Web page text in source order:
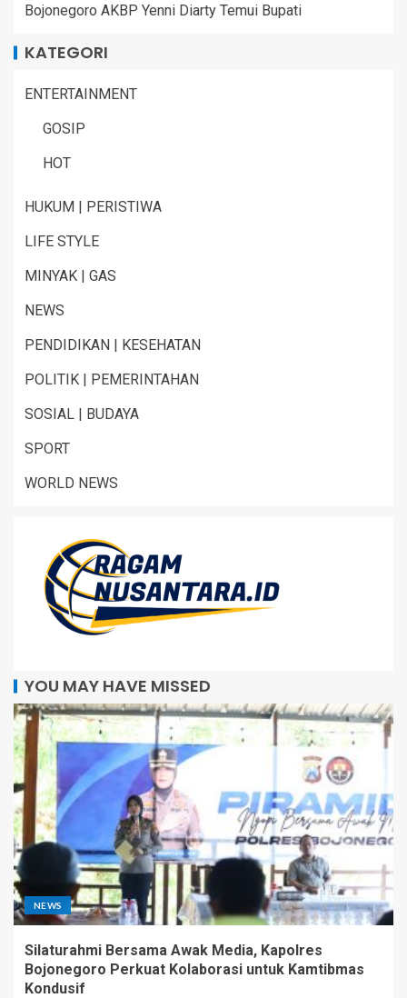
Bojonegoro AKBP Yenni Diarty Temui Bupati
KATEGORI
ENTERTAINMENT
GOSIP
HOT
HUKUM | PERISTIWA
LIFE STYLE
MINYAK | GAS
NEWS
PENDIDIKAN | KESEHATAN
POLITIK | PEMERINTAHAN
SOSIAL | BUDAYA
SPORT
WORLD NEWS
YOU MAY HAVE MISSED
NEWS
Silaturahmi Bersama Awak Media, Kapolres
Bojonegoro Perkuat Kolaborasi untuk Kamtibmas
Kondusif